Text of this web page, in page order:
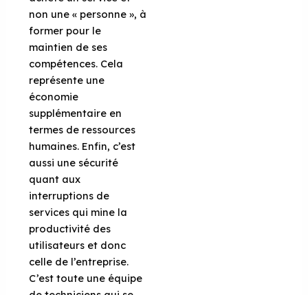
non une « personne », à
former pour le
maintien de ses
compétences. Cela
représente une
économie
supplémentaire en
termes de ressources
humaines. Enfin, c’est
aussi une sécurité
quant aux
interruptions de
services qui mine la
productivité des
utilisateurs et donc
celle de l’entreprise.
C’est toute une équipe